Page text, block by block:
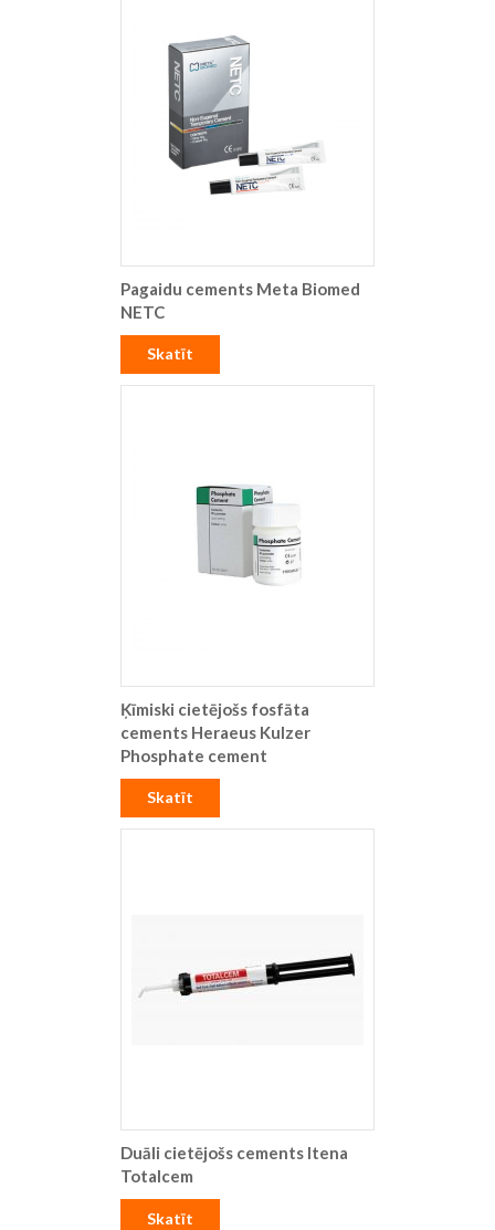
Pagaidu cements Meta Biomed
NETC
Skatīt
Ķīmiski cietējošs fosfāta
cements Heraeus Kulzer
Phosphate cement
Skatīt
Duāli cietējošs cements Itena
Totalcem
Skatīt